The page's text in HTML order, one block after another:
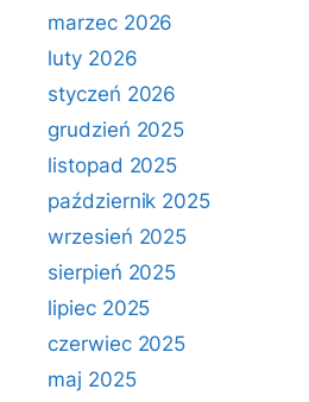
marzec 2026
luty 2026
styczeń 2026
grudzień 2025
listopad 2025
październik 2025
wrzesień 2025
sierpień 2025
lipiec 2025
czerwiec 2025
maj 2025